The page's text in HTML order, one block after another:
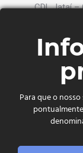
CDL Jataí –
Copyright ©
Para que o